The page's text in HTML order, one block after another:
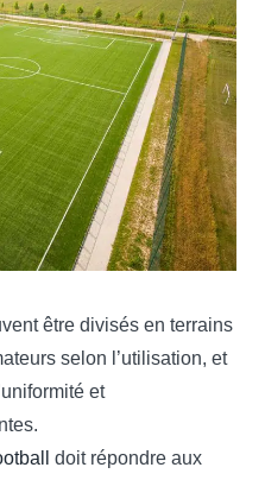
être divisés en terrains
selon l’utilisation, et
et
doit répondre aux